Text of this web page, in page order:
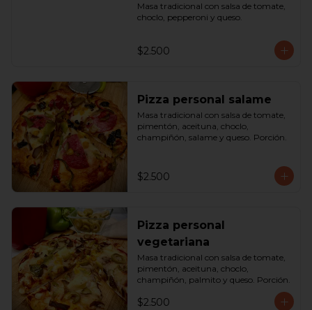
Masa tradicional con salsa de tomate,
choclo, pepperoni y queso.
$2.500
Pizza personal salame
Masa tradicional con salsa de tomate,
pimentón, aceituna, choclo,
champiñón, salame y queso. Porción.
$2.500
Pizza personal
vegetariana
Masa tradicional con salsa de tomate,
pimentón, aceituna, choclo,
champiñón, palmito y queso. Porción.
$2.500